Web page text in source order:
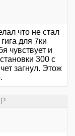
что не стал
для 7ки
чувствует и
300 с
загнул. Этож